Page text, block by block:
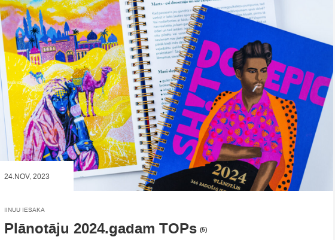
24.NOV, 2023
IINUU IESAKA
Plānotāju 2024.gadam TOPs (5)